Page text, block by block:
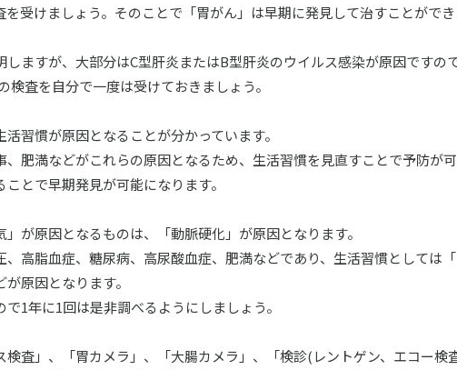
受けましょう。そのことで「胃がん」は早期に発見して治すことができ
ますが、大部分はC型肝炎またはB型肝炎のウイルス感染が原因ですの
査を自分で一度は受けておきましょう。
習慣が原因となることが分かっています。
肥満などがこれらの原因となるため、生活習慣を見直すことで予防が可
とで早期発見が可能になります。
が原因となるものは、「動脈硬化」が原因となります。
、高脂血症、糖尿病、高尿酸血症、肥満などであり、生活習慣としては
原因となります。
1年に1回は是非調べるようにしましょう。
査」、「胃カメラ」、「大腸カメラ」、「検診(レントゲン、エコー検